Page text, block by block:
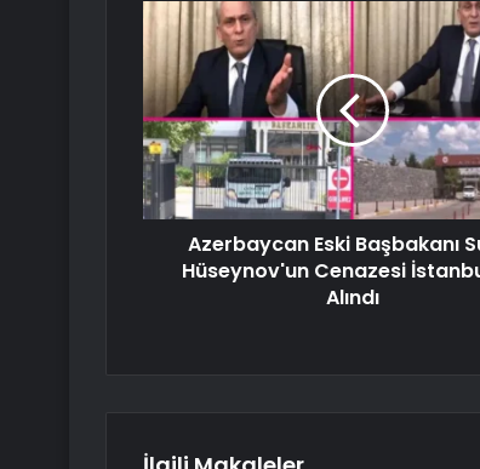
Azerbaycan Eski Başbakanı
Hüseynov'un Cenazesi
Alındı